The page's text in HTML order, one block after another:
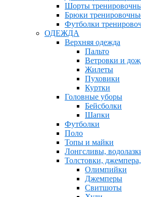
Шорты
Брюки
Футболки
ОДЕЖДА
Верхняя одежда
Пальто
Ветровки и
Жилеты
Пуховики
Куртки
Головные уборы
Бейсболки
Шапки
Футболки
Поло
Топы и майки
Лонгсливы,
Толстовки,
Олимпийки
Джемперы
Свитшоты